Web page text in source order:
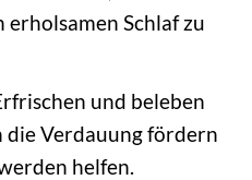
erholsamen Schlaf zu
und beleben
die Verdauung fördern
helfen.